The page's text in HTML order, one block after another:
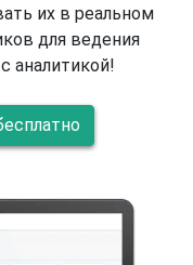
их в реальном
для ведения
аналитикой!